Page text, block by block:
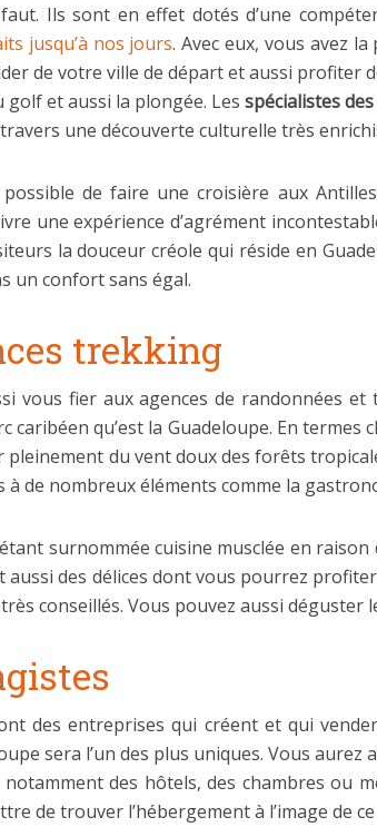
Ils sont en effet dotés d’une
jusqu’à nos jours. Avec eux, vous avez
de votre ville de départ et aussi profiter
et aussi la plongée. Les spécialistes
une découverte culturelle très
de faire une croisière aux
une expérience d’agrément
la douceur créole qui réside en
un confort sans égal.
trekking
vous fier aux agences de randonnées
caribéen qu’est la Guadeloupe. En
du vent doux des forêts
à de nombreux éléments comme la
surnommée cuisine musclée en
aussi des délices dont vous pourrez
conseillés. Vous pouvez aussi
des entreprises qui créent et qui
sera l’un des plus uniques. Vous
notamment des hôtels, des chambres ou
de trouver l’hébergement à l’image de